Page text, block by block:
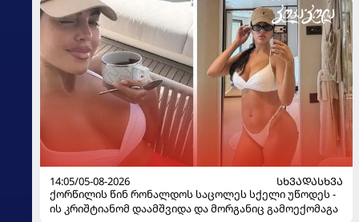
14:05/05-08-2026
ᲡᲮᲕᲐᲓᲐᲡᲮᲕᲐ
ქორწილის წინ რონალდოს საცოლეს სქელი უწოდეს -
ის კრიშტიანომ დაამშვიდა და მორგანიც გამოექომაგა